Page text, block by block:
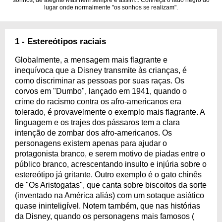
lugar onde normalmente "os sonhos se realizam".
1 - Estereótipos raciais
Globalmente, a mensagem mais flagrante e
inequívoca que a Disney transmite às crianças, é
como discriminar as pessoas por suas raças. Os
corvos em "Dumbo", lançado em 1941, quando o
crime do racismo contra os afro-americanos era
tolerado, é provavelmente o exemplo mais flagrante. A
linguagem e os trajes dos pássaros tem a clara
intenção de zombar dos afro-americanos. Os
personagens existem apenas para ajudar o
protagonista branco, e serem motivo de piadas entre o
público branco, acrescentando insulto e injúria sobre o
estereótipo já gritante. Outro exemplo é o gato chinês
de "Os Aristogatas", que canta sobre biscoitos da sorte
(inventado na América aliás) com um sotaque asiático
quase ininteligível. Notem também, que nas histórias
da Disney, quando os personagens mais famosos (